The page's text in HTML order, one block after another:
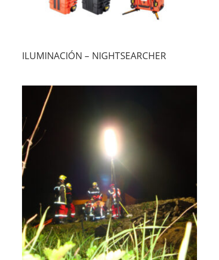
ILUMINACIÓN – NIGHTSEARCHER